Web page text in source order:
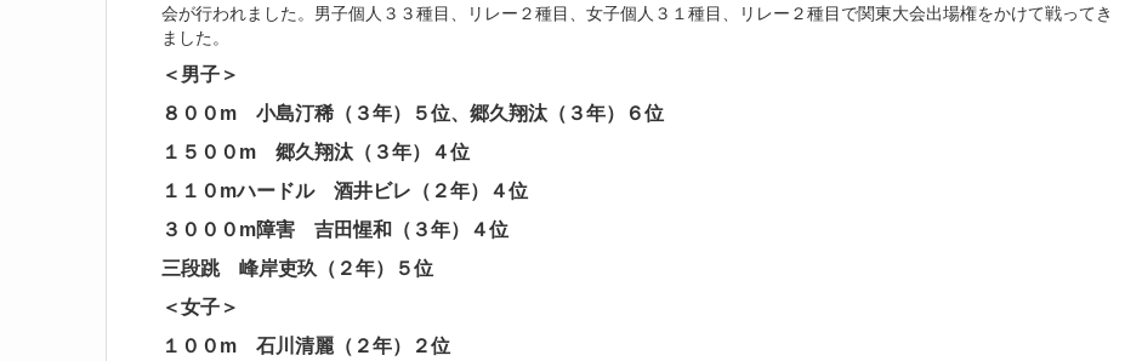
会が行われました。男子個人３３種目、リレー２種目、女子個人３１種目、リレー２種目で関東大会出場権をかけて戦ってき
ました。
＜男子＞
８００m 小島汀稀（３年）５位、郷久翔汰（３年）６位
１５００m 郷久翔汰（３年）４位
１１０mハードル 酒井ビレ（２年）４位
３０００m障害 吉田惺和（３年）４位
三段跳 峰岸吏玖（２年）５位
＜女子＞
１００m 石川清麗（２年）２位